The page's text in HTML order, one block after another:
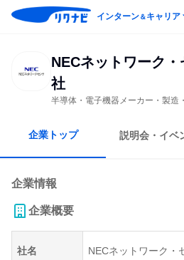
インターン＆キャリア
NECネットワーク
社
半導体・電子機器メーカー・製造
企業トップ 説明会・イベ
企業情報
企業概要
社名 NECネットワーク・